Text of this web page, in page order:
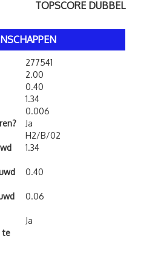
TOPSCORE DUBBEL
277541
2.00
0.40
1.34
0.006
Ja
H2/B/02
1.34
0.40
0.06
te
Ja